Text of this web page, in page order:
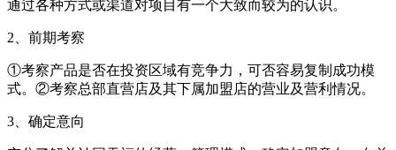
通过各种方式或渠道对项目有一个大致而较为的认识。
2、前期考察
①考察产品是否在投资区域有竞争力，可否容易复制成功模
式。②考察总部直营店及其下属加盟店的营业及营利情况。
3、确定意向